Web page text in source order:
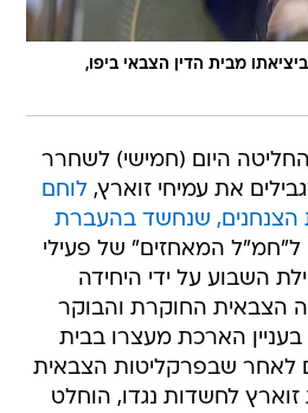
מבית הדין הצבאי ביפו,
היום (חמישי) לשחרר
את עמיחי זוארץ,לוחם
חטיבת הצנחנים, שנחשד בהעברת
ל"חמ"ל המאחזים" של פעילי
השבוע על ידי היחידה
הצבאית החוקרת והבוקר
בעניין הארכת מעצרו בבית
לאחר שבפרקליטות הצבאית
לחשדות נגדו, הוחלט